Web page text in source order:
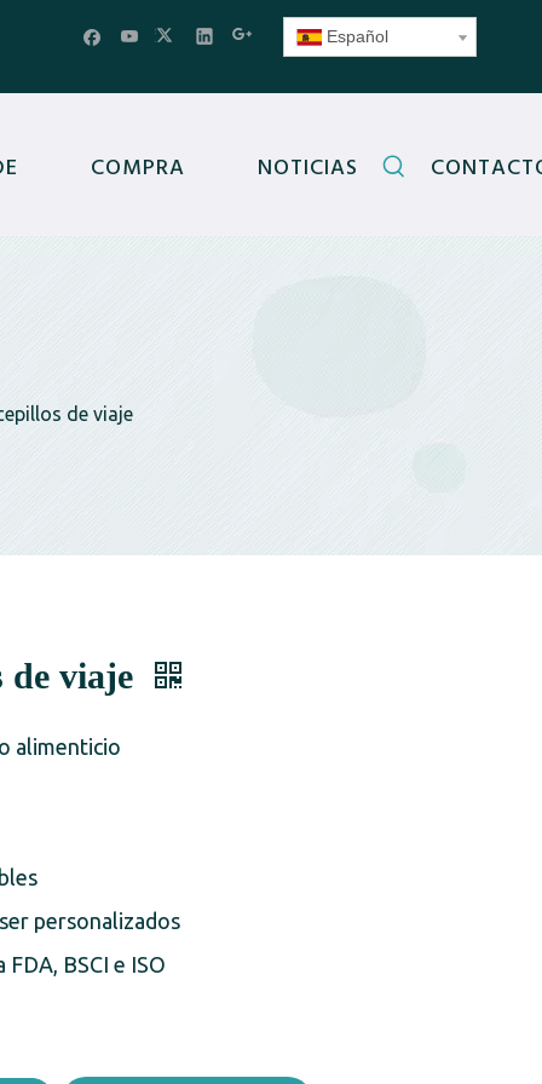
Español
COMPRA NOTICIAS
de viaje
de viaje
alimenticio
personalizados
BSCI e ISO